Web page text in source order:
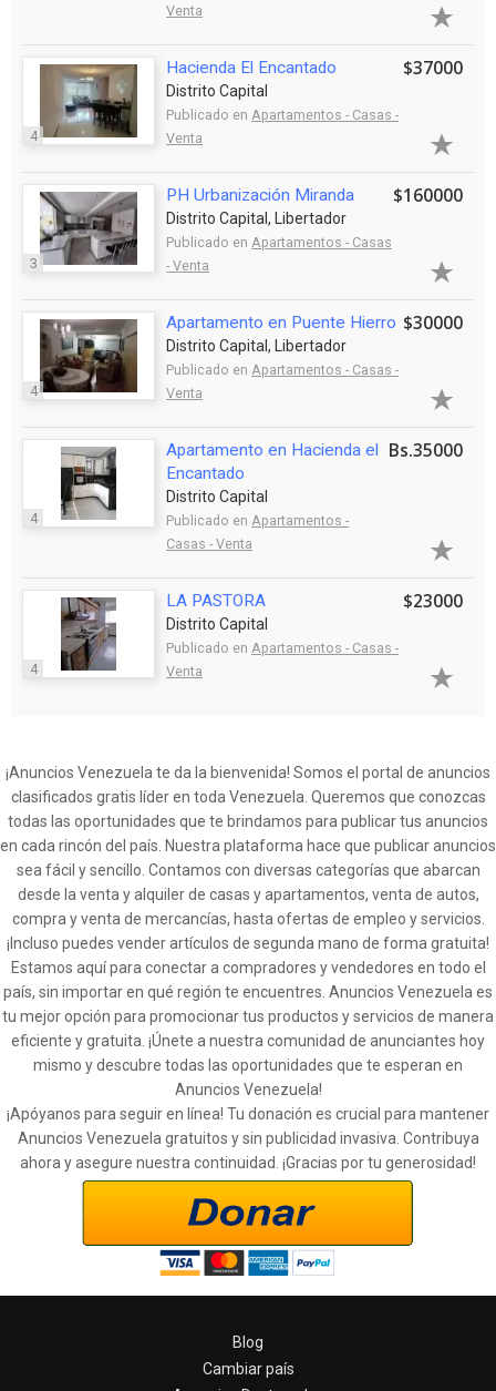
Venta
4
Hacienda El Encantado
Distrito Capital
Publicado en Apartamentos - Casas -
Venta
$37000
3
PH Urbanización Miranda
Distrito Capital, Libertador
Publicado en Apartamentos - Casas
- Venta
$160000
4
Apartamento en Puente Hierro
Distrito Capital, Libertador
Publicado en Apartamentos - Casas -
Venta
$30000
4
Apartamento en Hacienda el
Encantado
Distrito Capital
Publicado en Apartamentos -
Casas - Venta
Bs.35000
4
LA PASTORA
Distrito Capital
Publicado en Apartamentos - Casas -
Venta
$23000
¡Anuncios Venezuela te da la bienvenida! Somos el portal de anuncios
clasificados gratis líder en toda Venezuela. Queremos que conozcas
todas las oportunidades que te brindamos para publicar tus anuncios
en cada rincón del país. Nuestra plataforma hace que publicar anuncios
sea fácil y sencillo. Contamos con diversas categorías que abarcan
desde la venta y alquiler de casas y apartamentos, venta de autos,
compra y venta de mercancías, hasta ofertas de empleo y servicios.
¡Incluso puedes vender artículos de segunda mano de forma gratuita!
Estamos aquí para conectar a compradores y vendedores en todo el
país, sin importar en qué región te encuentres. Anuncios Venezuela es
tu mejor opción para promocionar tus productos y servicios de manera
eficiente y gratuita. ¡Únete a nuestra comunidad de anunciantes hoy
mismo y descubre todas las oportunidades que te esperan en
Anuncios Venezuela!
¡Apóyanos para seguir en línea! Tu donación es crucial para mantener
Anuncios Venezuela gratuitos y sin publicidad invasiva. Contribuya
ahora y asegure nuestra continuidad. ¡Gracias por tu generosidad!
Blog
Cambiar país